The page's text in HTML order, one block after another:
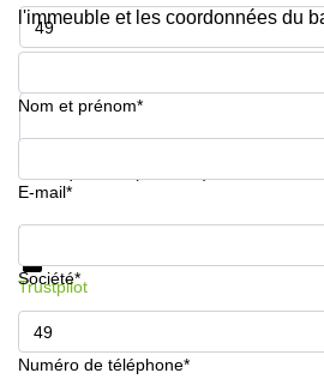
Numéro de téléphone*
l'immeuble et les coordonnées du
Nom et prénom*
E-mail*
Société*
Numéro de téléphone*
Informations et prix
Trustpilot